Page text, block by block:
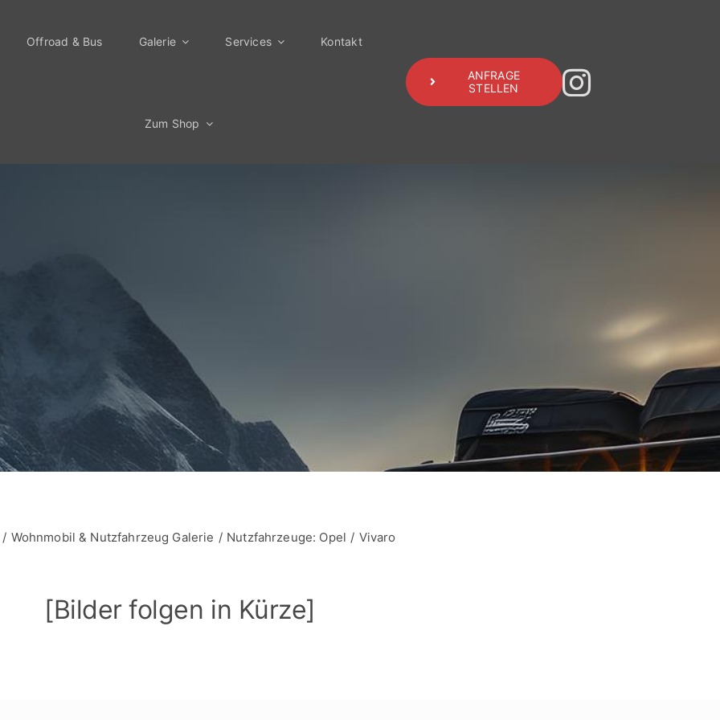
Offroad & Bus Galerie Services Kontakt
Zum Shop
ANFRAGE
STELLEN
Wohnmobil & Nutzfahrzeug Galerie Nutzfahrzeuge: Opel Vivaro
[Bilder folgen in Kürze]